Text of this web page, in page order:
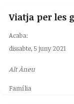
Viatja per les
Acaba:
dissabte, 5 juny 2021
Alt Àneu
Família